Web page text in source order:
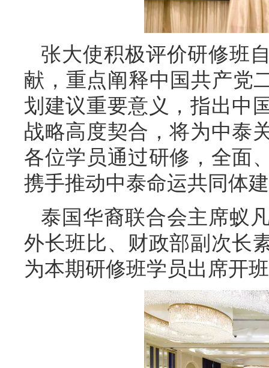
张大使积极评价研修班
献，重点阐释中国共产党
划建议重要意义，指出中
战略高度契合，将为中泰
各位学员通过研修，全面
携手推动中泰命运共同体
泰国华裔联合会主席蚁
外长班比、财政部副次长
为本期研修班学员出席开